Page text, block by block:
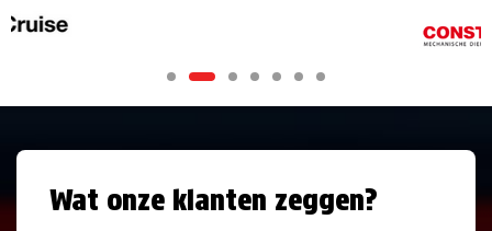
Wat onze klanten zeggen?